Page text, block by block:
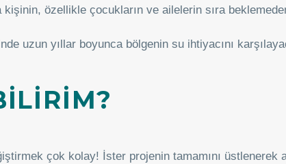
kişinin, özellikle çocukların ve ailelerin sıra
uzun yıllar boyunca bölgenin su ihtiyacını
çok kolay! İster projenin tamamını üstlenerek